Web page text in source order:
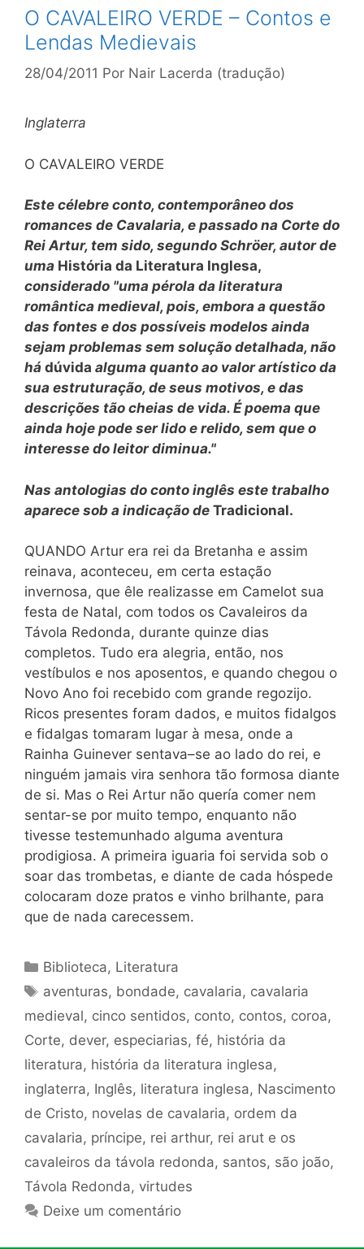
O CAVALEIRO VERDE – Contos e
Lendas Medievais
28/04/2011 Por Nair Lacerda (tradução)
Inglaterra
O CAVALEIRO VERDE
Este célebre conto, contemporâneo dos
romances de Cavalaria, e passado na Corte do
Rei Artur, tem sido, segundo Schröer, autor de
uma História da Literatura Inglesa,
considerado "uma pérola da literatura
romântica medieval, pois, embora a questão
das fontes e dos possíveis modelos ainda
sejam problemas sem solução detalhada, não
há dúvida alguma quanto ao valor artístico da
sua estruturação, de seus motivos, e das
descrições tão cheias de vida. É poema que
ainda hoje pode ser lido e relido, sem que o
interesse do leitor diminua."
Nas antologias do conto inglês este trabalho
aparece sob a indicação de Tradicional.
QUANDO Artur era rei da Bretanha e assim
reinava, aconteceu, em certa estação
invernosa, que êle realizasse em Camelot sua
festa de Natal, com todos os Cavaleiros da
Távola Redonda, durante quinze dias
completos. Tudo era alegria, então, nos
vestíbulos e nos aposentos, e quando chegou o
Novo Ano foi recebido com grande regozijo.
Ricos presentes foram dados, e muitos fidalgos
e fidalgas tomaram lugar à mesa, onde a
Rainha Guinever sentava–se ao lado do rei, e
ninguém jamais vira senhora tão formosa diante
de si. Mas o Rei Artur não quería comer nem
sentar-se por muito tempo, enquanto não
tivesse testemunhado alguma aventura
prodigiosa. A primeira iguaria foi servida sob o
soar das trombetas, e diante de cada hóspede
colocaram doze pratos e vinho brilhante, para
que de nada carecessem.
Categorias
Biblioteca, Literatura
Tags
aventuras, bondade, cavalaria, cavalaria
medieval, cinco sentidos, conto, contos, coroa,
Corte, dever, especiarias, fé, história da
literatura, história da literatura inglesa,
inglaterra, Inglês, literatura inglesa, Nascimento
de Cristo, novelas de cavalaria, ordem da
cavalaria, príncipe, rei arthur, rei arut e os
cavaleiros da távola redonda, santos, são joão,
Távola Redonda, virtudes
Deixe um comentário